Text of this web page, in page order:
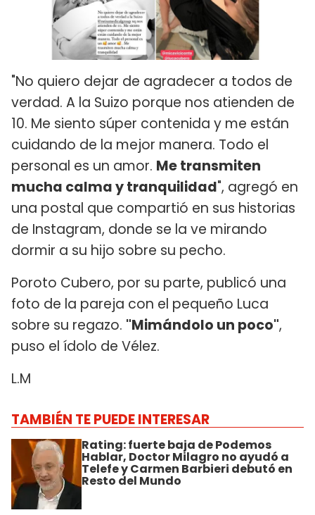
"No quiero dejar de agradecer a todos de
verdad. A la Suizo porque nos atienden de
10. Me siento súper contenida y me están
cuidando de la mejor manera. Todo el
personal es un amor. Me transmiten
mucha calma y tranquilidad", agregó en
una postal que compartió en sus historias
de Instagram, donde se la ve mirando
dormir a su hijo sobre su pecho.
Poroto Cubero, por su parte, publicó una
foto de la pareja con el pequeño Luca
sobre su regazo. "Mimándolo un poco",
puso el ídolo de Vélez.
L.M
TAMBIÉN TE PUEDE INTERESAR
Rating: fuerte baja de Podemos
Hablar, Doctor Milagro no ayudó a
Telefe y Carmen Barbieri debutó en
Resto del Mundo